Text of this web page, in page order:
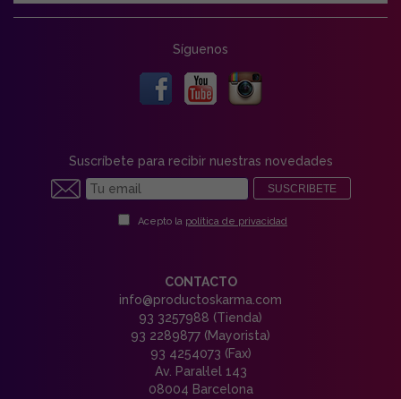
Síguenos
Suscríbete para recibir nuestras novedades
SUSCRIBETE
Acepto la política de privacidad
CONTACTO
info@productoskarma.com
93 3257988 (Tienda)
93 2289877 (Mayorista)
93 4254073 (Fax)
Av. Paral·lel 143
08004 Barcelona